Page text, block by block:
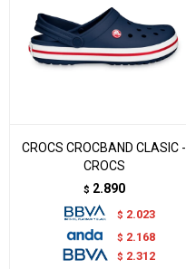
CROCS CROCBAND CLASIC -
CROCS
$ 2.890
$ 2.023
$ 2.168
$ 2.312